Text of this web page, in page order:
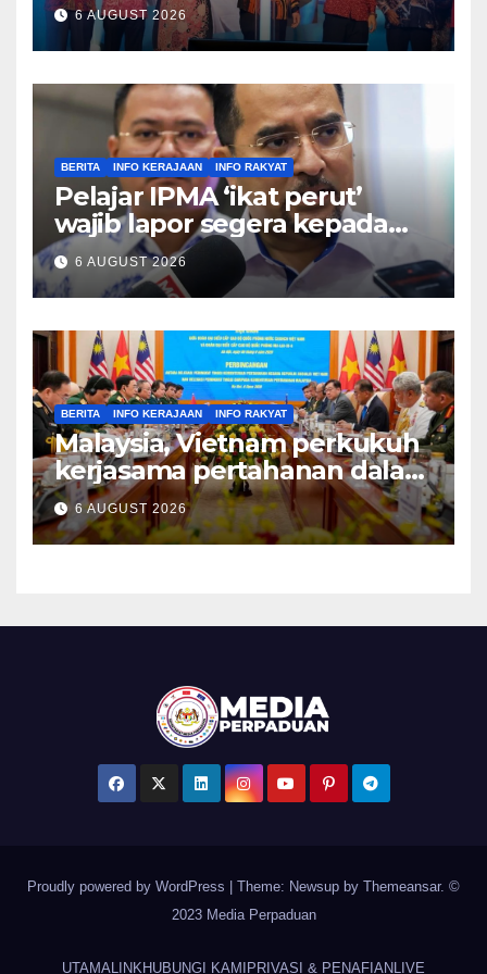
Hamidi
6 AUGUST 2026
BERITA INFO KERAJAAN INFO RAKYAT
Pelajar IPMA ‘ikat perut’
wajib lapor segera kepada
Pengarah – Asyraf Wajdi
6 AUGUST 2026
BERITA INFO KERAJAAN INFO RAKYAT
Malaysia, Vietnam perkukuh
kerjasama pertahanan dalam
bidang strategik termasuk
AI, perkongsian risikan –
Khaled Nordin
6 AUGUST 2026
Proudly powered by WordPress Theme: Newsup by Themeansar. ©
2023 Media Perpaduan
UTAMALINKHUBUNGI KAMIPRIVASI & PENAFIANLIVE